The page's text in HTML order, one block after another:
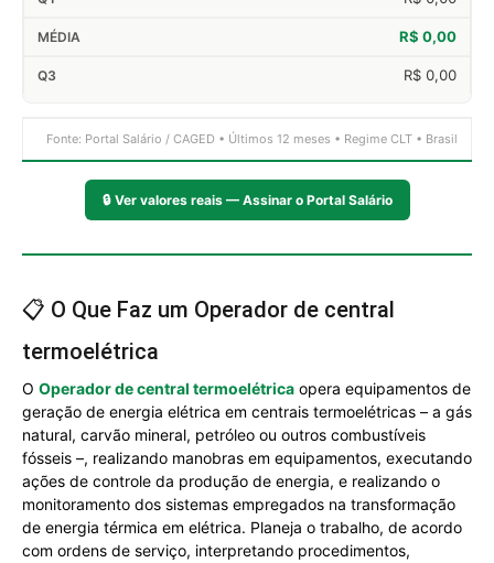
R$ 0,00
R$ 0,00
Fonte: Portal Salário / CAGED • Últimos 12 meses • Regime CLT • Brasil
🔒 Ver valores reais — Assinar o Portal Salário
📋 O Que Faz um Operador de central
termoelétrica
O Operador de central termoelétrica opera equipamentos de
geração de energia elétrica em centrais termoelétricas – a gás
natural, carvão mineral, petróleo ou outros combustíveis
fósseis –, realizando manobras em equipamentos, executando
ações de controle da produção de energia, e realizando o
monitoramento dos sistemas empregados na transformação
de energia térmica em elétrica. Planeja o trabalho, de acordo
com ordens de serviço, interpretando procedimentos,